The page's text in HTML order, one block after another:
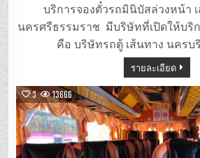
บริการจองตั๋วรถมินิบัสล่วงหน้า
นครศรีธรรมราช มีบริษัทที่เปิดให้บริก
คือ บริษัทรถตู้ เส้นทาง นครบ
รายละเอียด
3 13666